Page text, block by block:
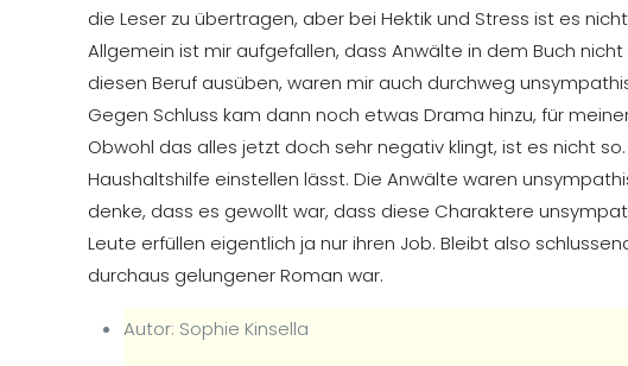
die Leser zu übertragen, aber bei Hektik und Stress ist es
Allgemein ist mir aufgefallen, dass Anwälte in dem Buch
diesen Beruf ausüben, waren mir auch durchweg
Gegen Schluss kam dann noch etwas Drama hinzu, für
Obwohl das alles jetzt doch sehr negativ klingt, ist es nicht
Haushaltshilfe einstellen lässt. Die Anwälte waren
denke, dass es gewollt war, dass diese Charaktere
Leute erfüllen eigentlich ja nur ihren Job. Bleibt also
durchaus gelungener Roman war.
Autor: Sophie Kinsella